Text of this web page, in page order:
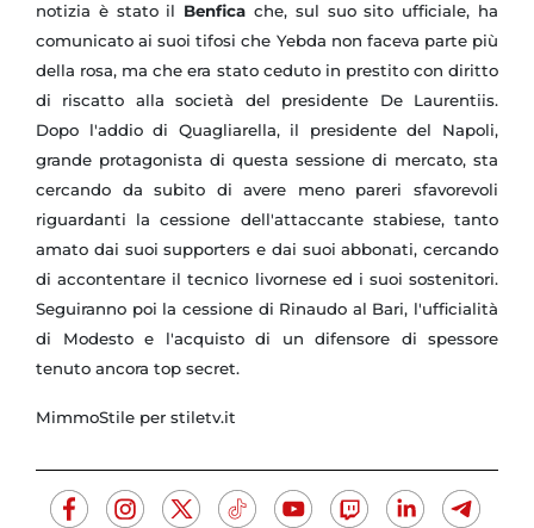
notizia è stato il Benfica che, sul suo sito ufficiale, ha
comunicato ai suoi tifosi che Yebda non faceva parte più
della rosa, ma che era stato ceduto in prestito con diritto
di riscatto alla società del presidente De Laurentiis.
Dopo l'addio di Quagliarella, il presidente del Napoli,
grande protagonista di questa sessione di mercato, sta
cercando da subito di avere meno pareri sfavorevoli
riguardanti la cessione dell'attaccante stabiese, tanto
amato dai suoi supporters e dai suoi abbonati, cercando
di accontentare il tecnico livornese ed i suoi sostenitori.
Seguiranno poi la cessione di Rinaudo al Bari, l'ufficialità
di Modesto e l'acquisto di un difensore di spessore
tenuto ancora top secret.
MimmoStile per stiletv.it